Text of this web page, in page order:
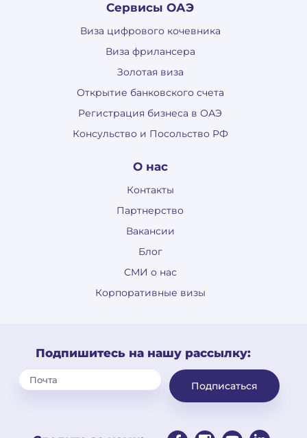
Сервисы ОАЭ
Виза цифрового кочевника
Виза фрилансера
Золотая виза
Открытие банковского счета
Регистрация бизнеса в ОАЭ
Консульство и Посольство РФ
О нас
Контакты
Партнерство
Вакансии
Блог
СМИ о нас
Корпоративные визы
Подпишитесь на нашу рассылку:
Подписаться